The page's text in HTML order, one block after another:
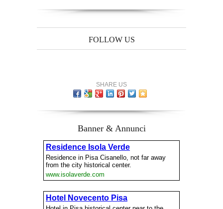
FOLLOW US
SHARE US
Banner & Annunci